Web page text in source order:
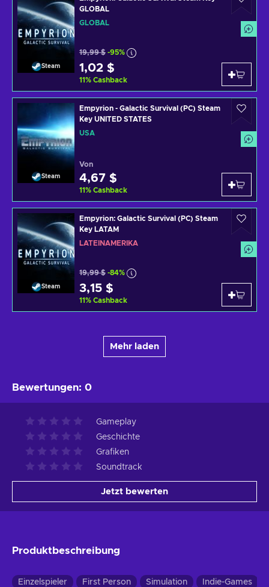
Steam
GLOBAL
GLOBAL
19,99 $ -95%
1,02 $
11% Cashback
Steam
Empyrion - Galactic Survival (PC) Steam
Key UNITED STATES
USA
Von
4,67 $
11% Cashback
Steam
Empyrion: Galactic Survival (PC) Steam
Key LATAM
LATEINAMERIKA
19,99 $ -84%
3,15 $
11% Cashback
Mehr laden
Bewertungen: 0
Gameplay
Geschichte
Grafiken
Soundtrack
Jetzt bewerten
Produktbeschreibung
Einzelspieler First Person Simulation Indie-Games